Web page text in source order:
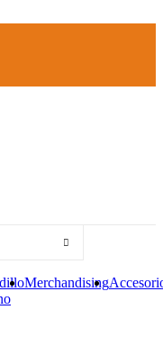
Merchandising